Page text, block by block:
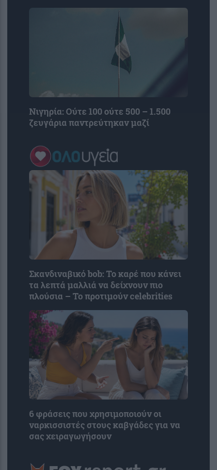
Νιγηρία: Ούτε 100 ούτε 500 – 1.500
ζευγάρια παντρεύτηκαν μαζί
Σκανδιναβικό bob: Το καρέ που κάνει
τα λεπτά μαλλιά να δείχνουν πιο
πλούσια – Το προτιμούν celebrities
6 φράσεις που χρησιμοποιούν οι
ναρκισσιστές στους καβγάδες για να
σας χειραγωγήσουν